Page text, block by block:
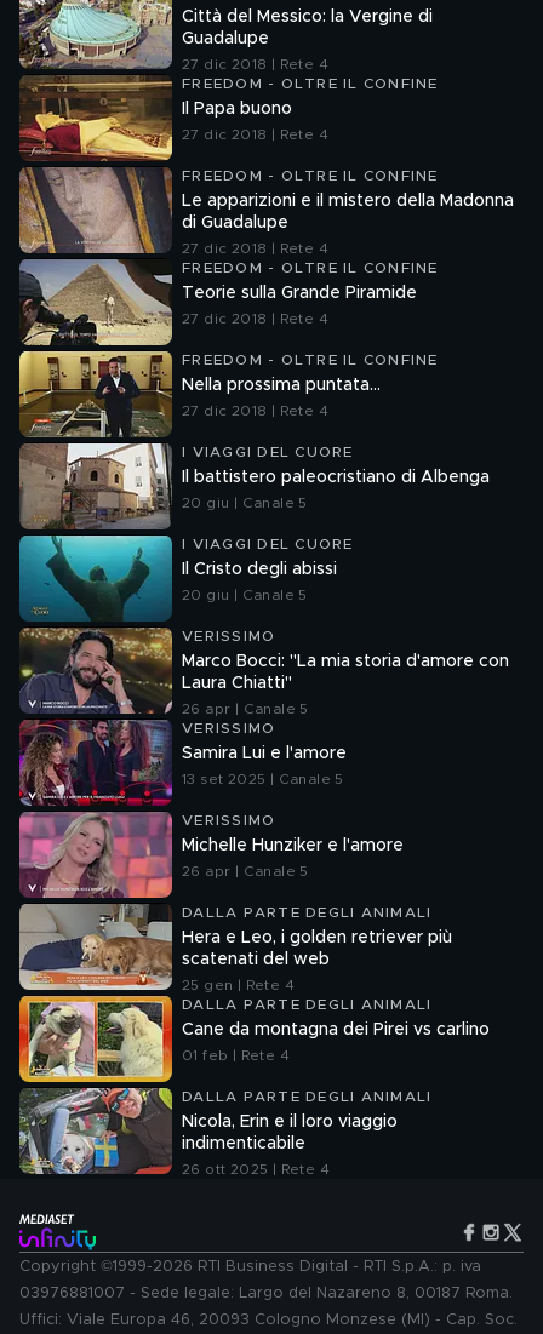
Città del Messico: la Vergine di
Guadalupe
27 dic 2018 | Rete 4
FREEDOM - OLTRE IL CONFINE
Il Papa buono
27 dic 2018 | Rete 4
FREEDOM - OLTRE IL CONFINE
Le apparizioni e il mistero della Madonna
di Guadalupe
27 dic 2018 | Rete 4
FREEDOM - OLTRE IL CONFINE
Teorie sulla Grande Piramide
27 dic 2018 | Rete 4
FREEDOM - OLTRE IL CONFINE
Nella prossima puntata...
27 dic 2018 | Rete 4
I VIAGGI DEL CUORE
Il battistero paleocristiano di Albenga
20 giu | Canale 5
I VIAGGI DEL CUORE
Il Cristo degli abissi
20 giu | Canale 5
VERISSIMO
Marco Bocci: "La mia storia d'amore con
Laura Chiatti"
26 apr | Canale 5
VERISSIMO
Samira Lui e l'amore
13 set 2025 | Canale 5
VERISSIMO
Michelle Hunziker e l'amore
26 apr | Canale 5
DALLA PARTE DEGLI ANIMALI
Hera e Leo, i golden retriever più
scatenati del web
25 gen | Rete 4
DALLA PARTE DEGLI ANIMALI
Cane da montagna dei Pirei vs carlino
01 feb | Rete 4
DALLA PARTE DEGLI ANIMALI
Nicola, Erin e il loro viaggio
indimenticabile
26 ott 2025 | Rete 4
Copyright ©1999-2026 RTI Business Digital - RTI S.p.A.: p. iva
03976881007 - Sede legale: Largo del Nazareno 8, 00187 Roma.
Uffici: Viale Europa 46, 20093 Cologno Monzese (MI) - Cap. Soc.